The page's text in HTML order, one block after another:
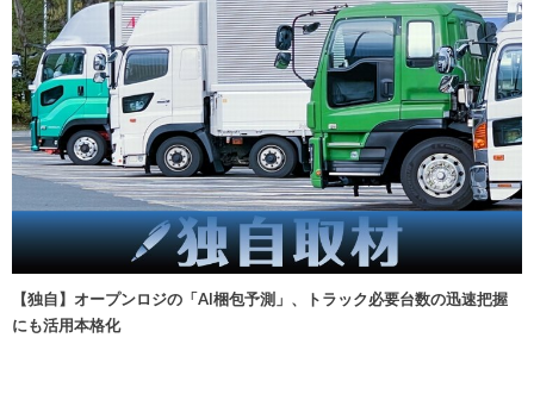
【独自】オープンロジの「AI梱包予測」、トラック必要台数の迅速把握
にも活用本格化